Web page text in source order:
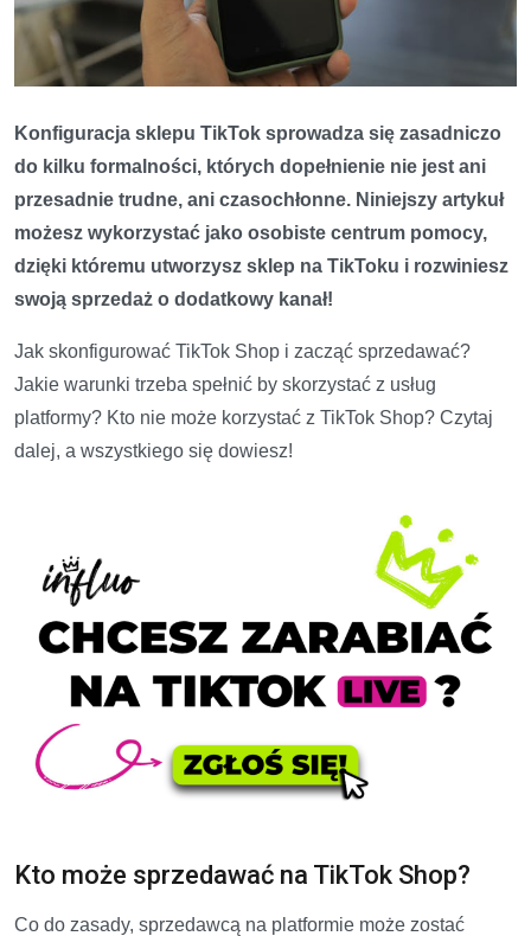
Konfiguracja sklepu TikTok sprowadza się zasadniczo
do kilku formalności, których dopełnienie nie jest ani
przesadnie trudne, ani czasochłonne. Niniejszy artykuł
możesz wykorzystać jako osobiste centrum pomocy,
dzięki któremu utworzysz sklep na TikToku i rozwiniesz
swoją sprzedaż o dodatkowy kanał!
Jak skonfigurować TikTok Shop i zacząć sprzedawać?
Jakie warunki trzeba spełnić by skorzystać z usług
platformy? Kto nie może korzystać z TikTok Shop? Czytaj
dalej, a wszystkiego się dowiesz!
Kto może sprzedawać na TikTok Shop?
Co do zasady, sprzedawcą na platformie może zostać